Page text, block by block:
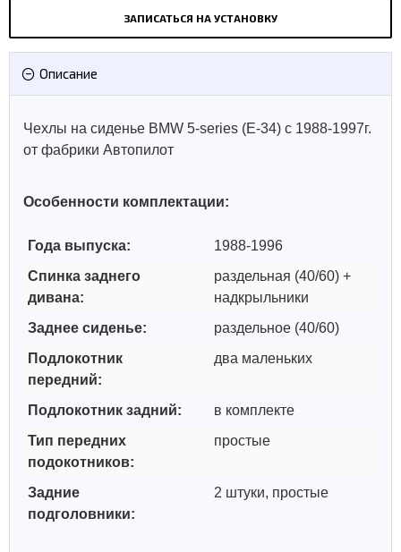
ЗАПИСАТЬСЯ НА УСТАНОВКУ
Описание
Чехлы на сиденье BMW 5-series (E-34) с 1988-1997г.
от фабрики Автопилот
Особенности комплектации:
Года выпуска:
1988-1996
Спинка заднего
дивана:
раздельная (40/60) +
надкрыльники
Заднее сиденье:
раздельное (40/60)
Подлокотник
передний:
два маленьких
Подлокотник задний:
в комплекте
Тип передних
подокотников:
простые
Задние
подголовники:
2 штуки, простые